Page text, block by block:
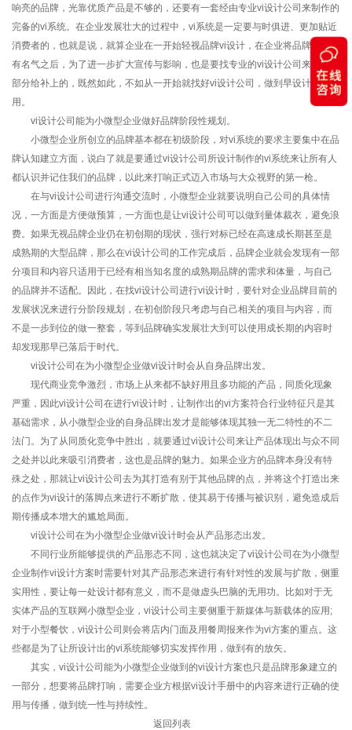
响亮的品牌，光靠优质产品是不够的，还要有一套经由专业vi设计公司来制作的
完备的vi系统。在企业发展壮大的过程中，vi系统是一定要与时俱进、更加贴近
消费者的，也就是说，就算企业在一开始轻视品牌vi设计，在企业将品牌做到小
有名气之后，为了进一步扩大宣传与影响，也是要找专业的vi设计公司来把这一
部分给补上的，既然如此，不如从一开始就找好vi设计公司，做到早设计，早运
用。
vi设计公司能为小微型企业做好品牌阶段性规划。
小微型企业所创立的品牌基本都在初级阶段，对vi系统的要求主要集中在品
牌认知建立方面，说白了就是要通过vi设计公司所设计制作的vi系统来让所有人
都认识并记住我们的品牌，以此来打响正式迈入市场与大众视野的第一枪。
在与vi设计公司进行沟通交流时，小微型企业就要说明自己公司的具体情
况，一方面是方便做预算，一方面也是让vi设计公司可以做到量体裁衣，避免浪
费。如果无视品牌企业仍在初创期的现状，强行对标已经在高速成长期甚至是
成熟期的大型品牌，那么在vi设计公司的工作完成后，品牌企业就会发现有一部
分项目和内容只适用于已经有相当知名度的成熟期品牌的需求和体量，与自己
的品牌并不适配。因此，在找vi设计公司进行vi设计时，要针对企业品牌目前的
发展状况来进行分阶段规划，在初创阶段只考虑与自己相关的项目与内容，而
不是一步到位的做一整套，等到品牌确实发展壮大到可以使用成长期的内容时
却发现那早已落后于时代。
vi设计公司在为小微型企业做vi设计时会从自身品牌出发。
现代商业竞争激烈，市场上从来都不缺好用且多功能的产品，同质化现象
严重，因此vi设计公司在进行vi设计时，让制作出的vi方案符合行业特征只是其
基础需求，从小微型企业的自身品牌出发才是能够体现其独一无二特性的不二
法门。为了从同质化竞争中胜出，就要通过vi设计公司来让产品体现出与众不同
之处并以此来吸引消费者，这也是品牌的魅力。如果企业方的品牌本身没有特
殊之处，那就让vi设计公司去为其打造有别于其他品牌的点，并将这个打造出来
的点作为vi设计的落脚点来进行不断扩散，使其易于传播与被识别，避免造成后
期传播成本增大的尴尬局面。
vi设计公司在为小微型企业做vi设计时会从产品形态出发。
不同行业所能够提供的产品形态不同，这也就决定了vi设计公司在为小微型
企业制作vi设计方案时需要针对其产品形态来进行有针对性的发展与扩散，侧重
实用性，要让每一处设计都有意义，而不是做虚头巴脑的无用功。比如对于无
实体产品的互联网小微型企业，vi设计公司主要侧重于新媒体与新载体的应用;
对于小型餐饮，vi设计公司则会将店内门面及用餐周报来作为vi方案的重点。这
些都是为了让所设计出的vi系统能够切实发挥作用，做到有的放矢。
其实，vi设计公司能为小微型企业做到的vi设计方案也只是品牌形象建立的
一部分，想要将品牌打响，需要企业方根据vi设计手册中的内容来进行正确的使
用与传播，做到统一性与持续性。
返回列表